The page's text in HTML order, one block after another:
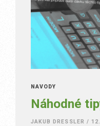
NÁVODY
Náhodné
JAKUB DRESSLER /